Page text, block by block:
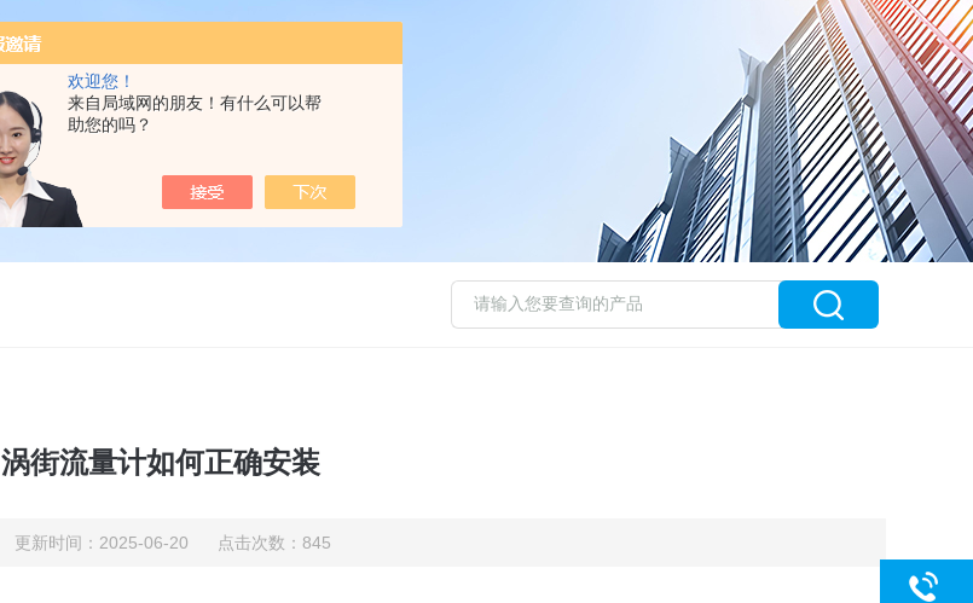
欢迎您！
来自局域网的朋友！有什么可以帮
助您的吗？
涡街流量计如何正确安装
更新时间：2025-06-20 点击次数：845